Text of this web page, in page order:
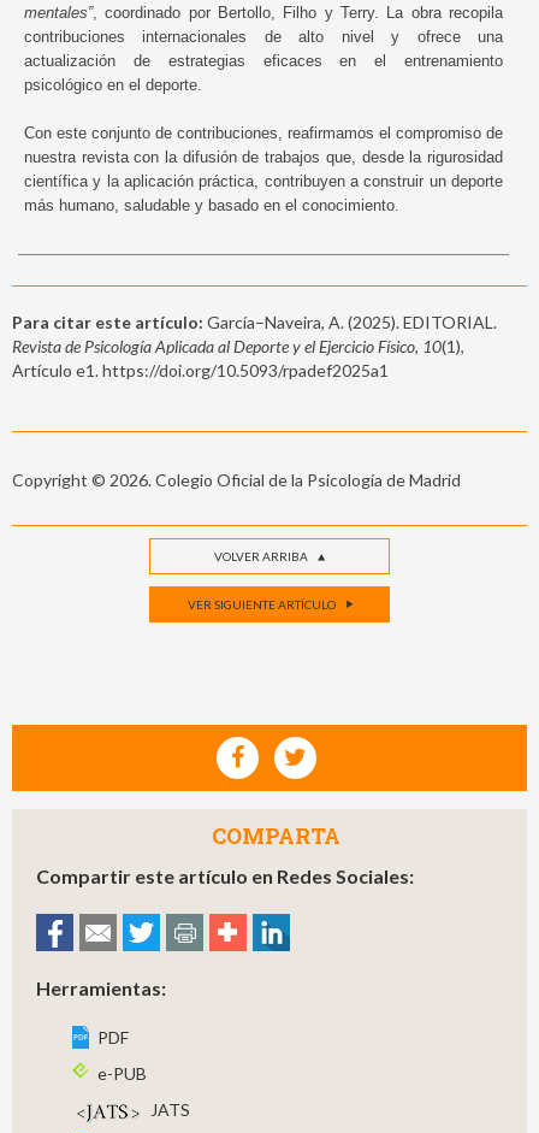
mentales”, coordinado por Bertollo, Filho y Terry. La obra recopila
contribuciones internacionales de alto nivel y ofrece una
actualización de estrategias eficaces en el entrenamiento
psicológico en el deporte.
Con este conjunto de contribuciones, reafirmamos el compromiso de
nuestra revista con la difusión de trabajos que, desde la rigurosidad
científica y la aplicación práctica, contribuyen a construir un deporte
más humano, saludable y basado en el conocimiento.
Para citar este artículo: García–Naveira, A. (2025). EDITORIAL.
Revista de Psicología Aplicada al Deporte y el Ejercicio Físico, 10(1),
Artículo e1. https://doi.org/10.5093/rpadef2025a1
Copyright © 2026. Colegio Oficial de la Psicología de Madrid
VOLVER ARRIBA
VER SIGUIENTE ARTÍCULO
COMPARTA
Compartir este artículo en Redes Sociales:
Herramientas:
PDF
e-PUB
JATS